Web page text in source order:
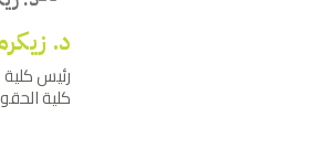
د.
رئيس
كلية